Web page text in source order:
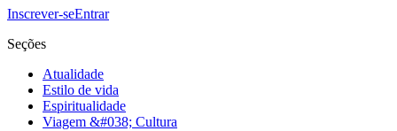
Inscrever-seEntrar
Seções
Atualidade
Estilo de vida
Espiritualidade
Viagem &#038; Cultura